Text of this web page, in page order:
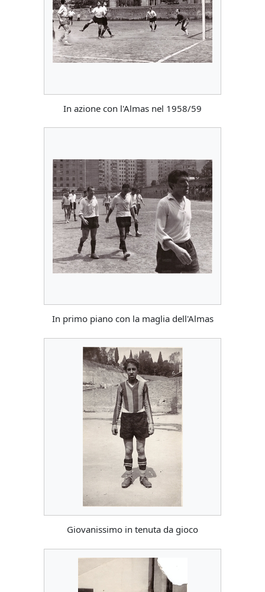
In azione con l'Almas nel 1958/59
In primo piano con la maglia dell'Almas
Giovanissimo in tenuta da gioco